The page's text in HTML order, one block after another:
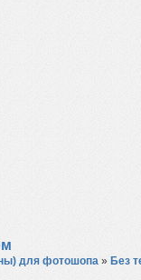
для фотошопа » Без